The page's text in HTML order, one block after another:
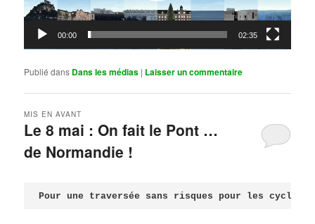
00:00 02:35
Publié dans Dans les médias | Laisser un commentaire
Le 8 mai : On fait le Pont …
de Normandie !
MIS EN AVANT
Pour une traversée sans risques pour les